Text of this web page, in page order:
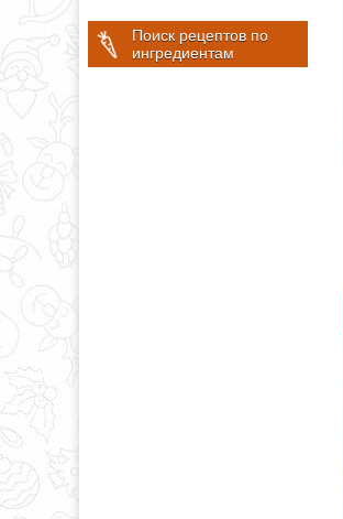
Поиск рецептов по
ингредиентам